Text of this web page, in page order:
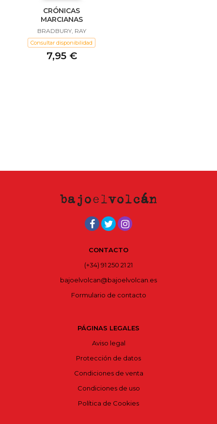
CRÓNICAS
MARCIANAS
BRADBURY, RAY
Consultar disponibilidad
7,95 €
CONTACTO
(+34) 91 250 21 21
bajoelvolcan@bajoelvolcan.es
Formulario de contacto
PÁGINAS LEGALES
Aviso legal
Protección de datos
Condiciones de venta
Condiciones de uso
Política de Cookies